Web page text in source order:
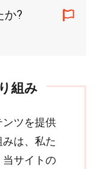
か?
組み
ツを提供
は、私た
サイトの